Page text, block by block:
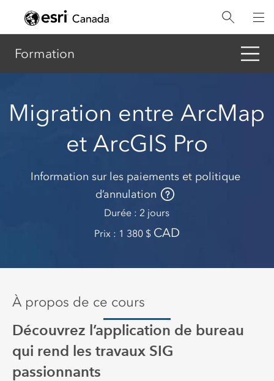
contenu
Formation
Migration entre ArcMap
et ArcGIS Pro
Information sur les paiements et politique
d’annulation
Durée
2 jours
Prix
1 380 CAD
À propos de ce cours
Découvrez l’application de bureau
qui rend les travaux SIG
passionnants